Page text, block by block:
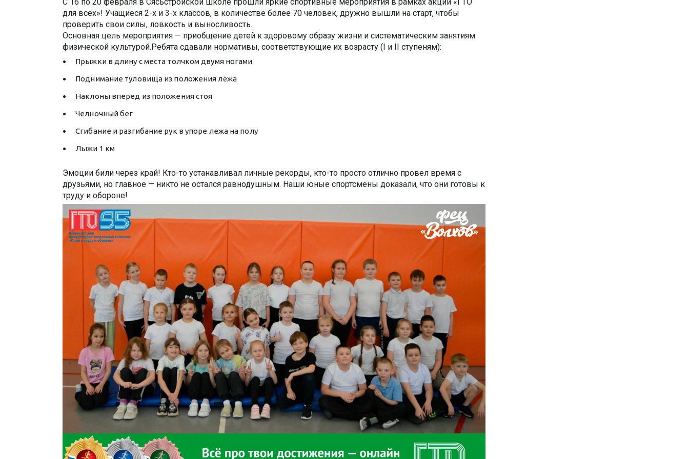
для всех»! Учащиеся 2-х и 3-х классов, в количестве более 70 человек, дружно вышли на старт, чтобы
проверить свои силы, ловкость и выносливость.
Основная цель мероприятия — приобщение детей к здоровому образу жизни и систематическим занятиям
физической культурой.Ребята сдавали нормативы, соответствующие их возрасту (I и II ступеням):
Прыжки в длину с места толчком двумя ногами
Поднимание туловища из положения лёжа
Наклоны вперед из положения стоя
Челночный бег
Сгибание и разгибание рук в упоре лежа на полу
Лыжи 1 км
Эмоции били через край! Кто-то устанавливал личные рекорды, кто-то просто отлично провел время с
друзьями, но главное — никто не остался равнодушным. Наши юные спортсмены доказали, что они готовы к
труду и обороне!